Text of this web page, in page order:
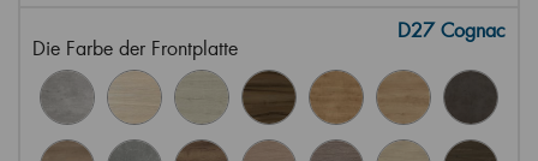
Die Farbe der Frontplatte
D27 Cognac